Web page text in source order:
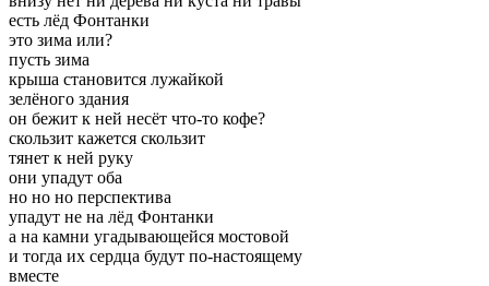
есть лёд Фонтанки
это зима или?
пусть зима
крыша становится лужайкой
зелёного здания
он бежит к ней несёт что-то кофе?
скользит кажется скользит
тянет к ней руку
они упадут оба
но но но перспектива
упадут не на лёд Фонтанки
а на камни угадывающейся мостовой
и тогда их сердца будут по-настоящему
вместе